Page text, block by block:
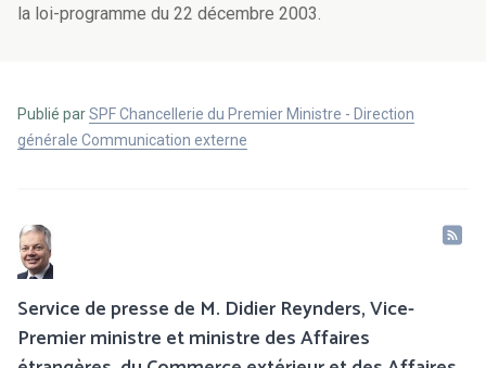
la loi-programme du 22 décembre 2003.
Publié parSPF Chancellerie du Premier Ministre - Direction
générale Communication externe
Service de presse de M. Didier Reynders, Vice-
Premier ministre et ministre des Affaires